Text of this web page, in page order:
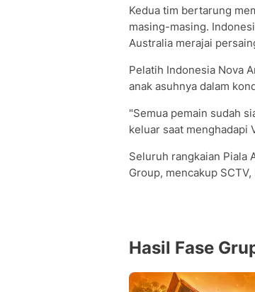
Kedua tim bertarung
masing-masing.
Australia merajai
Pelatih Indonesia Nova
anak asuhnya dalam
"Semua pemain sudah
keluar saat menghadapi
Seluruh rangkaian Piala
Group, mencakup
Hasil Fase